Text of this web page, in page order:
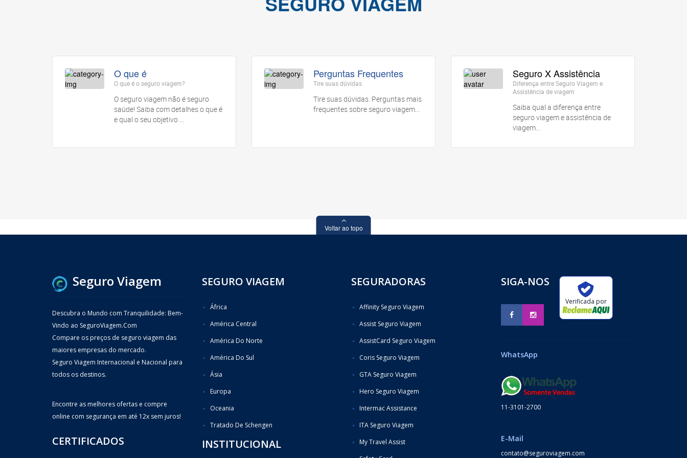
O que é
O que é o seguro viagem?
O seguro viagem não é seguro
saúde! Saiba com detalhes o que é
e qual o seu objetivo ...
Perguntas Frequentes
Tire suas dúvidas
Tire suas dúvidas. Perguntas mais
frequentes sobre seguro viagem...
Seguro X Assistência
Diferença entre Seguro Viagem e
Assistência de viagem
Saiba qual a diferença entre
seguro viagem e assistência de
viagem...
Voltar ao topo
Seguro Viagem
Descubra o Mundo com Tranquilidade: Bem-
Vindo ao SeguroViagem.Com
Compare os preços de seguro viagem das
maiores empresas do mercado.
Seguro Viagem Internacional e Nacional para
todos os destinos.
Encontre as melhores ofertas e compre
online com segurança em até 12x sem juros!
CERTIFICADOS
SEGURO VIAGEM
África
América Central
América Do Norte
América Do Sul
Ásia
Europa
Oceania
Tratado De Schengen
INSTITUCIONAL
SEGURADORAS
Affinity Seguro Viagem
Assist Seguro Viagem
AssistCard Seguro Viagem
Coris Seguro Viagem
GTA Seguro Viagem
Hero Seguro Viagem
Intermac Assistance
ITA Seguro Viagem
My Travel Assist
SIGA-NOS
Verificada por
WhatsApp
11-3101-2700
E-Mail
contato@seguroviagem.com